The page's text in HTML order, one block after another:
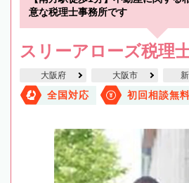
意な税理士事務所です
スリーアローズ税理
大阪府 大阪市
全国対応 初回相談無